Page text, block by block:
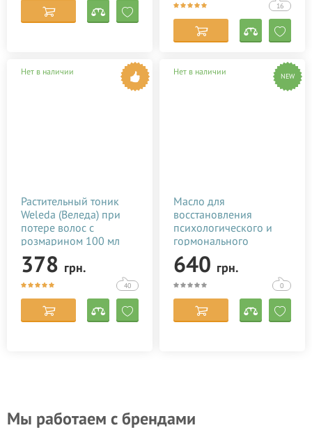
16
Нет в наличии
Растительный тоник
Weleda (Веледа) при
потере волос с
розмарином 100 мл
378 грн.
40
Нет в наличии NEW
Масло для
восстановления
психологического и
гормонального
состояния после родов
Baby Teva Roga Oil 100
мл
640 грн.
0
Мы работаем с брендами